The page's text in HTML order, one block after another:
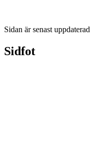
Sidan är senast uppdaterad
Sidfot